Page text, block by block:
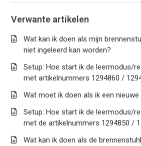
Verwante artikelen
Wat kan ik doen als mijn
niet ingeleerd kan worden?
Setup: Hoe start ik de leermodus/
met artikelnummers 1294860 /
Wat moet ik doen als ik een
Setup: Hoe start ik de leermodus/
met de artikelnummers 1294850 /
Wat kan ik doen als de